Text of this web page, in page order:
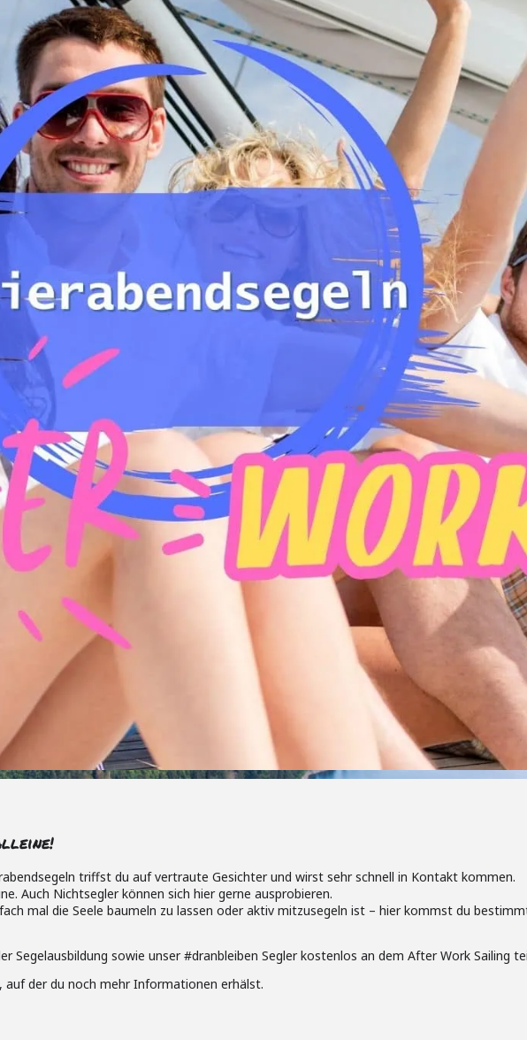
triffst du auf vertraute Gesichter und wirst sehr schnell in Kontakt kommen.
Auch Nichtsegler können sich hier gerne ausprobieren.
mal die Seele baumeln zu lassen oder aktiv mitzusegeln ist – hier kommst du
Segelausbildung sowie unser #dranbleiben Segler kostenlos an dem After Work Sailing
auf der du noch mehr Informationen erhälst.